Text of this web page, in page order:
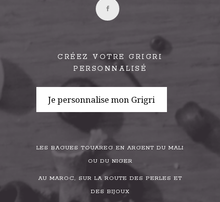
CRÉEZ VOTRE GRIGRI
PERSONNALISÉ
Je personnalise mon Grigri
LES BAGUES TOUAREG EN ARGENT DU MALI
OU DU NIGER
AU MAROC, SUR LA ROUTE DES PERLES ET
DES BIJOUX